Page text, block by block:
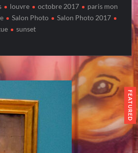
louvre octobre 2017
paris mon
Salon Photo
Salon Photo 2017
sunset
FEATURED